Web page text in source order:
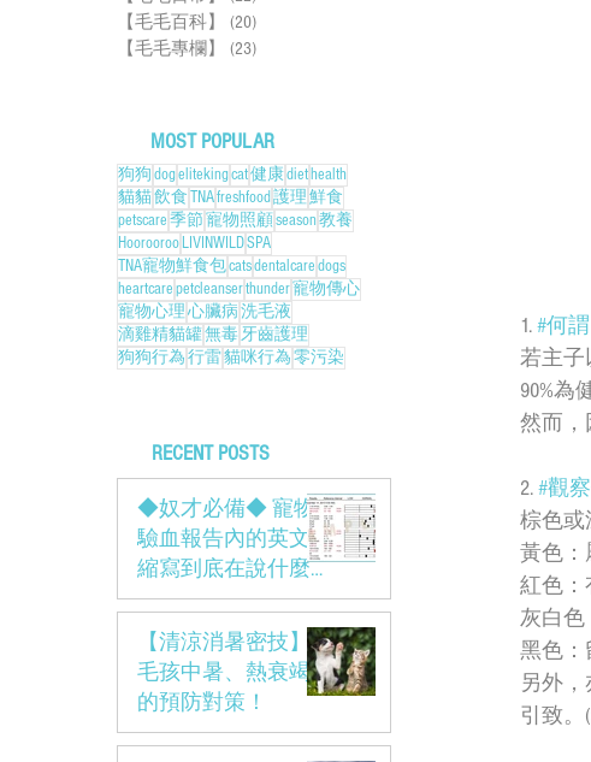
【毛毛百科】
(20)
【毛毛專欄】
(23)
MOST POPULAR
狗狗dogelitekingcat健康diethealth
貓貓飲食TNAfreshfood護理鮮食
petscare季節寵物照顧season教養
Hoorooroo LIVINWILDSPA
TNA寵物鮮食包catsdentalcaredogs
heartcarepetcleanserthunder寵物傳心
寵物心理心臟病洗毛液
滴雞精貓罐無毒牙齒護理
狗狗行為行雷貓咪行為零污染
RECENT POSTS
◆奴才必備◆ 寵物
驗血報告內的英文
縮寫到底在說什麼
呢?
【清涼消暑密技】
毛孩中暑、熱衰竭
的預防對策！
1. #何
若主子
90%為
然而，
2. #觀
棕色或
黃色：
紅色：
灰白色
黑色：
另外
引致。(